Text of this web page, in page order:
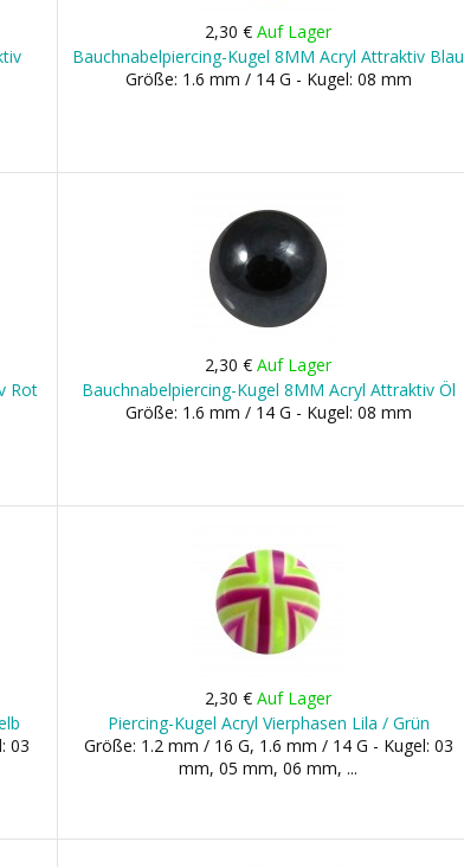
2,30 €Auf Lager
Bauchnabelpiercing-Kugel 8MM Acryl Attraktiv Blau
Größe: 1.6 mm / 14 G - Kugel: 08 mm
Rot
2,30 €Auf Lager
Bauchnabelpiercing-Kugel 8MM Acryl Attraktiv Öl
Größe: 1.6 mm / 14 G - Kugel: 08 mm
03
2,30 €Auf Lager
Piercing-Kugel Acryl Vierphasen Lila / Grün
Größe: 1.2 mm / 16 G, 1.6 mm / 14 G - Kugel: 03
mm, 05 mm, 06 mm, ...